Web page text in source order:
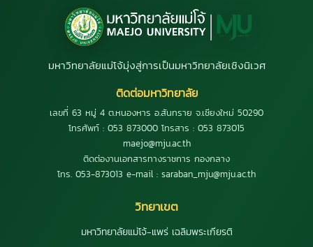
มหาวิทยาลัยแม่โจ้มุ่งสู่การเป็นมหาวิทยาลัยเชิงนิเวศ
ติดต่อมหาวิทยาลัย
เลขที่ 63 หมู่ 4 ต.หนองหาร อ.สันทราย จ.เชียงใหม่ 50290
โทรศัพท์ : 053 873000 โทรสาร : 053 873015
maejo@mju.ac.th
ติดต่องานเอกสารทางราชการ กองกลาง
โทร. 053-873013 e-mail : saraban_mju@mju.ac.th
วิทยาเขต
มหาวิทยาลัยแม่โจ้-แพร่ เฉลิมพระเกียรติ